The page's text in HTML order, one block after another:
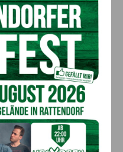
und die
Weitere Informationen
für Gynäkologie
für werdende Eltern (lkh-
Nächster Artikel
und Mikl siegten
Drei­länder­eck-Skitouren­